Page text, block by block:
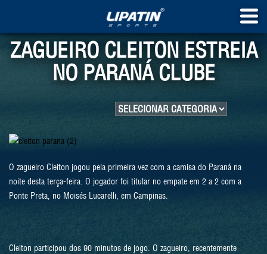
ZAGUEIRO CLEITON ESTREIA
NO PARANÁ CLUBE
O zagueiro Cleiton jogou pela primeira vez com a camisa do Paraná na
noite desta terça-feira. O jogador foi titular no empate em 2 a 2 com a
Ponte Preta, no Moisés Lucarelli, em Campinas.
Cleiton participou dos 90 minutos de jogo. O zagueiro, recentemente